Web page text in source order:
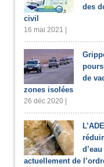
des
civil
16 mai 2021 |
de
zones isolées
26 déc 2020 |
actuellement de